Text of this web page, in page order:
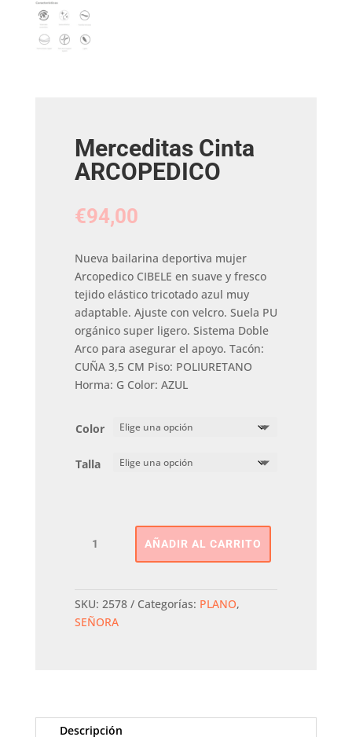
Merceditas Cinta
ARCOPEDICO
€94,00
Nueva bailarina deportiva mujer
Arcopedico CIBELE en suave y fresco
tejido elástico tricotado azul muy
adaptable. Ajuste con velcro. Suela PU
orgánico super ligero. Sistema Doble
Arco para asegurar el apoyo. Tacón:
CUÑA 3,5 CM Piso: POLIURETANO
Horma: G Color: AZUL
Color
Talla
Cinta
ARCOPEDICO
AÑADIR AL CARRITO
SKU: 2578 Categorías: PLANO,
SEÑORA
Descripción